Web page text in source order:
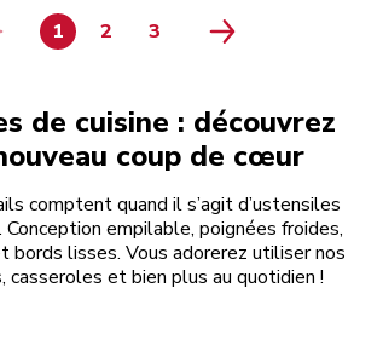
PAGE
1 PAGE
2 PAGE
3
de cuisine : découvrez
coup de cœur
comptent quand il s’agit d’ustensiles
Conception empilable, poignées froides,
bords lisses. Vous adorerez utiliser nos
casseroles et bien plus au quotidien !